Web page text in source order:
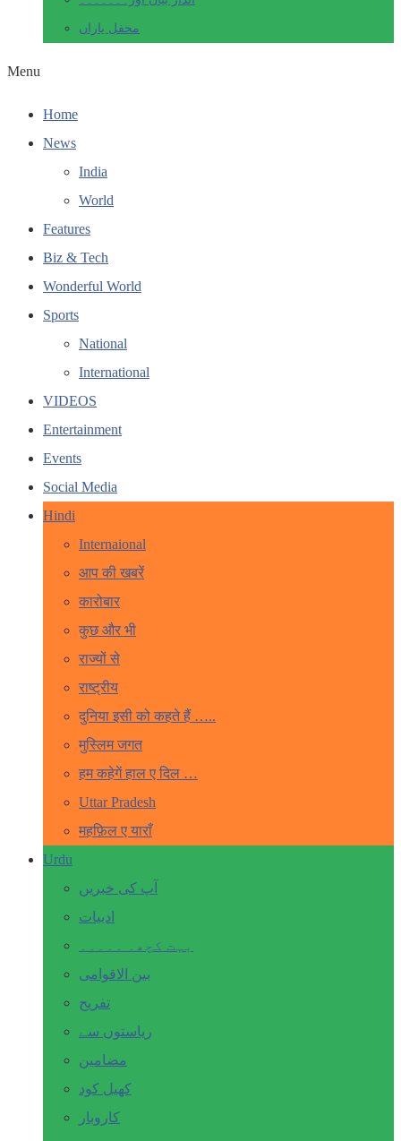
محفل یاراں
Menu
Home
News
India
World
Features
Biz & Tech
Wonderful World
Sports
National
International
VIDEOS
Entertainment
Events
Social Media
Hindi
Internaional
आप की खबरें
कारोबार
कुछ और भी
राज्यों से
राष्ट्रीय
दुनिया इसी को कहते हैं …..
मुस्लिम जगत
हम कहेगें हाल ए दिल …
Uttar Pradesh
महफ़िल ए याराँ
Urdu
آپ کی خبریں
ادبیات
بہت کچھ۔ ۔۔۔۔۔
بین الاقوامی
تفریح
ریاستوں سے
مضامین
کھیل کود
کاروبار